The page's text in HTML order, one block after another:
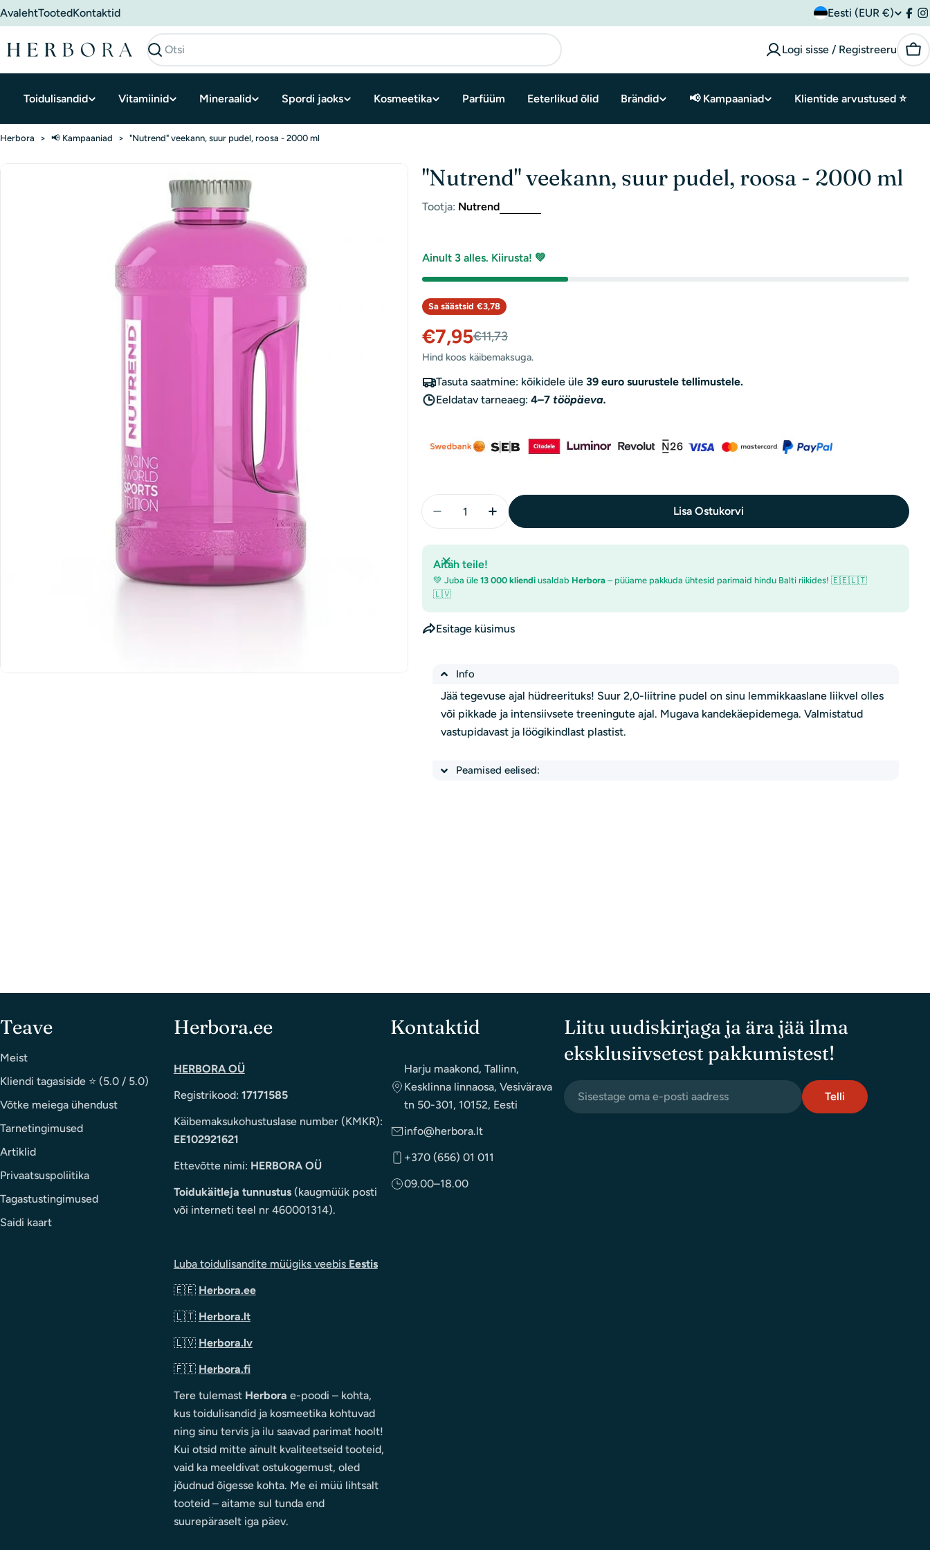
Mine
sisu
juurde
AvalehtTootedKontaktid
R
i
i
k
p
i
Eesti (EUR €)
Otsi
Logi sisse / Registreeru
Toidulisandid Vitamiinid Mineraalid Spordi jaoks Kosmeetika Parfüüm Eeterlikud õlid Brändid 📢 Kampaaniad Klientide arvustused ⭐
Herbora > 📢 Kampaaniad > "Nutrend" veekann, suur pudel, roosa - 2000 ml
Minge
"Nutrend" veekann, suur pudel, roosa - 2000 ml
Tootja: Nutrend
Ainult 3alles. Kiirusta! 💚
Sa säästsid €3,78
Müügihind
€7,95
Tavaline
hind
€11,73
Hind koos käibemaksuga.
Tasuta saatmine: kõikidele üle 39 euro suurustele tellimustele.
Eeldatav tarneaeg: 4–7 tööpäeva.
Suurenda &quot;Nutrend&quot; Veekann, Suur Pudel, Roosa -
Lisa Ostukorvi
Aitäh teile!
💚 Juba üle 13 000 kliendiusaldab Herbora– püüame pakkuda ühtesid parimaid hindu Balti riikides! 🇪🇪🇱🇹
🇱🇻
Esitage küsimus
Info
Jää tegevuse ajal hüdreerituks! Suur 2,0-liitrine pudel on sinu lemmikkaaslane liikvel olles
või pikkade ja intensiivsete treeningute ajal. Mugava kandekäepidemega. Valmistatud
vastupidavast ja löögikindlast plastist.
Peamised eelised:
Teave
Meist
Kliendi tagasiside ⭐ (5.0 / 5.0)
Võtke meiega ühendust
Tarnetingimused
Artiklid
Privaatsuspoliitika
Tagastustingimused
Saidi kaart
Herbora.ee
HERBORA OÜ
Registrikood: 17171585
Käibemaksukohustuslase number (KMKR):
EE102921621
Ettevõtte nimi: HERBORA OÜ
Toidukäitleja tunnustus(kaugmüük posti
või interneti teel nr 460001314).
Luba toidulisandite müügiks veebis Eestis
🇪🇪 Herbora.ee
🇱🇹 Herbora.lt
🇱🇻 Herbora.lv
🇫🇮 Herbora.fi
Tere tulemast Herbora e-poodi – kohta,
kus toidulisandid ja kosmeetika kohtuvad
ning sinu tervis ja ilu saavad parimat hoolt!
Kui otsid mitte ainult kvaliteetseid tooteid,
vaid ka meeldivat ostukogemust, oled
jõudnud õigesse kohta. Me ei müü lihtsalt
tooteid – aitame sul tunda end
suurepäraselt iga päev.
Kontaktid
Harju maakond, Tallinn,
Kesklinna linnaosa, Vesivärava
tn 50-301, 10152, Eesti
info@herbora.lt
+370 (656) 01 011
09.00–18.00
Liitu uudiskirjaga ja ära jää ilma
eksklusiivsetest pakkumistest!
email
postkontor
Telli